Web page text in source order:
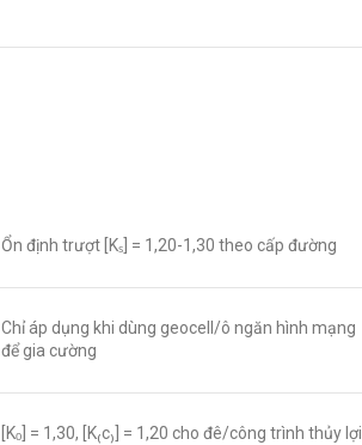
Ổn định trượt [Kₛ] = 1,20-1,30 theo cấp đường
Chỉ áp dụng khi dùng geocell/ô ngăn hình mạng
để gia cường
[Kₒ] = 1,30, [K₍c₎] = 1,20 cho đê/công trình thủy lợi